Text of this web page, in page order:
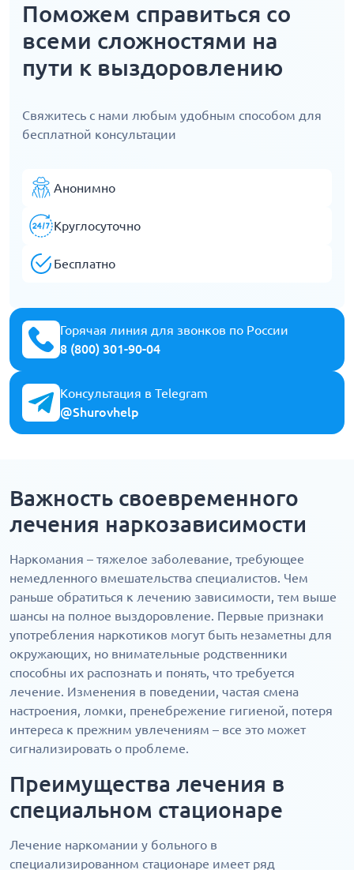
Поможем справиться со
всеми сложностями на
пути к выздоровлению
Свяжитесь с нами любым удобным способом для
бесплатной консультации
Анонимно
Круглосуточно
Бесплатно
Горячая линия для звонков по России
8 (800) 301-90-04
Консультация в Telegram
@Shurovhelp
Важность своевременного
лечения наркозависимости
Наркомания – тяжелое заболевание, требующее
немедленного вмешательства специалистов. Чем
раньше обратиться к лечению зависимости, тем выше
шансы на полное выздоровление. Первые признаки
употребления наркотиков могут быть незаметны для
окружающих, но внимательные родственники
способны их распознать и понять, что требуется
лечение. Изменения в поведении, частая смена
настроения, ломки, пренебрежение гигиеной, потеря
интереса к прежним увлечениям – все это может
сигнализировать о проблеме.
Преимущества лечения в
специальном стационаре
Лечение наркомании у больного в
специализированном стационаре имеет ряд